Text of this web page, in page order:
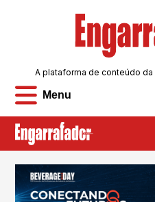
Menu
A plataforma de conteúdo da